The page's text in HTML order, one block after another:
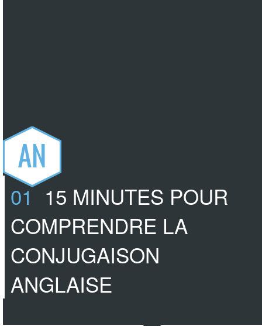
AN
0115 MINUTES POUR
COMPRENDRE LA
CONJUGAISON
ANGLAISE